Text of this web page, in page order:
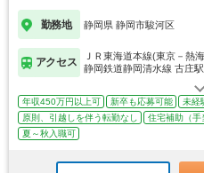
勤務地 静岡県 静岡市駿河区
アクセス
ＪＲ東海道本線(東京－熱
静岡鉄道静岡清水線 古庄駅
年収450万円以上可 新卒も応募可能
未経
原則、引越しを伴う転勤なし
住宅補助（手
夏～秋入職可